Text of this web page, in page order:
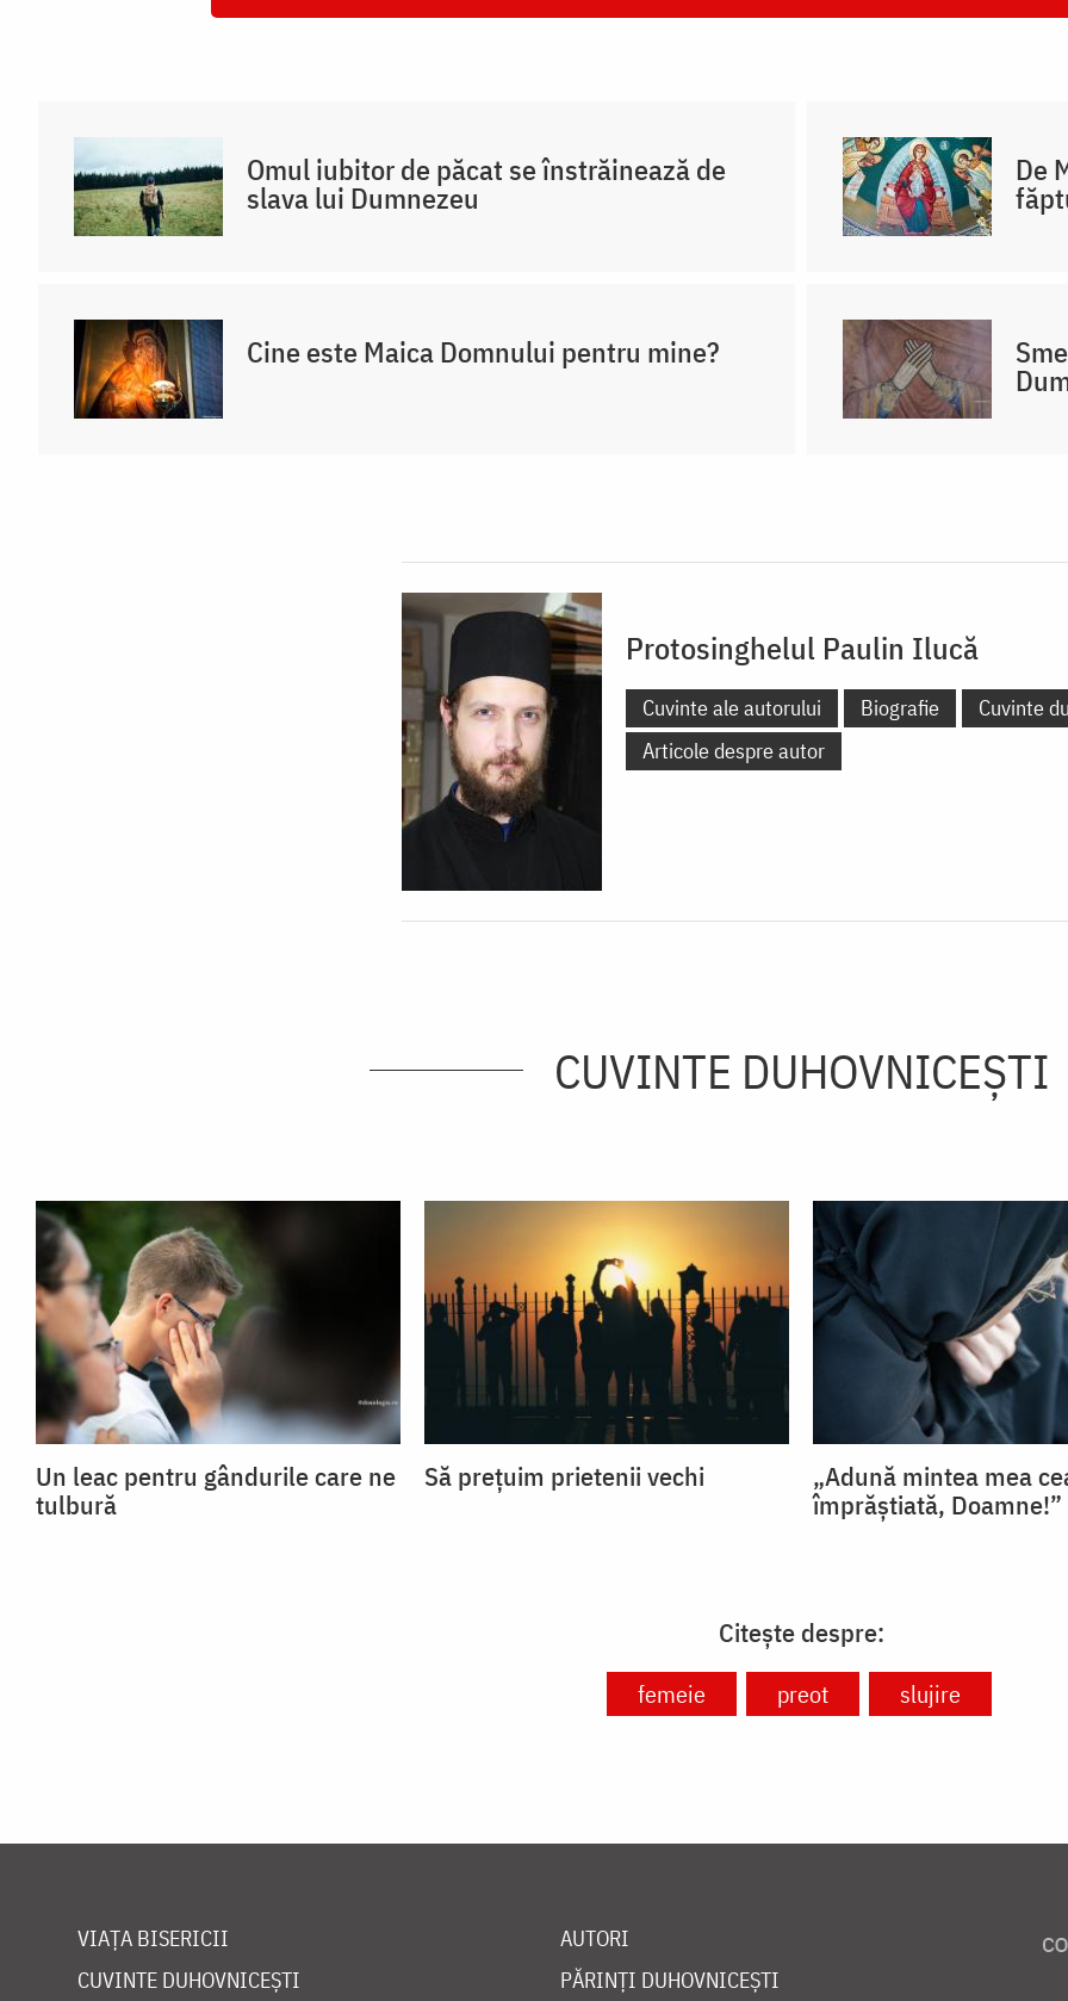
Omul iubitor de păcat se înstrăinează de
slava lui Dumnezeu
De
Cine este Maica Domnului pentru mine?
Protosinghelul Paulin Ilucă
Cuvinte ale autorului Biografie
Cuvinte
Articole despre autor
CUVINTE DUHOVNICEȘTI
Un leac pentru gândurile care ne
tulbură
Să prețuim prietenii vechi
„Adună mintea mea
împrăștiată, Doamne!”
Citește despre:
femeie preot slujire
VIAȚA BISERICII
CUVINTE DUHOVNICEȘTI
AUTORI
PĂRINȚI DUHOVNICEȘTI